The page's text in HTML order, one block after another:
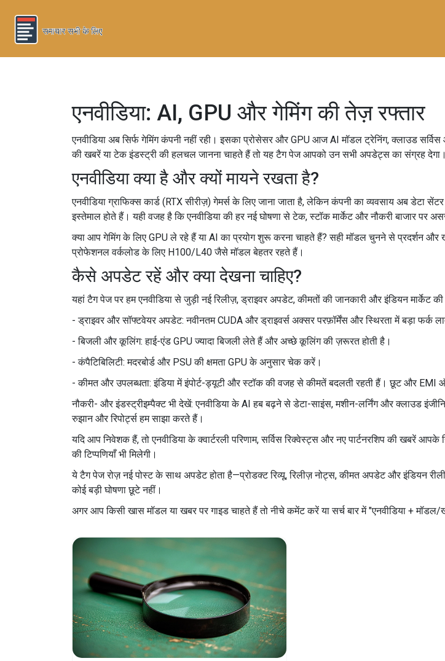
एनवीडिया: AI, GPU और गेमिंग की तेज़ रफ्तार
एनवीडिया अब सिर्फ गेमिंग कंपनी नहीं रही। इसका प्रोसेसर और GPU आज AI मॉडल ट्रेनिंग, क्लाउड
की खबरें या टेक इंडस्ट्री की हलचल जानना चाहते हैं तो यह टैग पेज आपको उन सभी अपडेट्स का संग्रह देगा।
एनवीडिया क्या है और क्यों मायने रखता है?
एनवीडिया ग्राफिक्स कार्ड (RTX सीरीज़) गेमर्स के लिए जाना जाता है, लेकिन कंपनी का व्यवसाय अब
इस्तेमाल होते हैं। यही वजह है कि एनवीडिया की हर नई घोषणा से टेक, स्टॉक मार्केट और नौकरी बाजार पर
क्या आप गेमिंग के लिए GPU ले रहे हैं या AI का प्रयोग शुरू करना चाहते हैं? सही मॉडल चुनने से प्रदर्शन
प्रोफेशनल वर्कलोड के लिए H100/L40 जैसे मॉडल बेहतर रहते हैं।
कैसे अपडेट रहें और क्या देखना चाहिए?
यहां टैग पेज पर हम एनवीडिया से जुड़ी नई रिलीज़, ड्राइवर अपडेट, कीमतों की जानकारी और इंडियन
- ड्राइवर और सॉफ्टवेयर अपडेट: नवीनतम CUDA और ड्राइवर्स अक्सर परफ़ॉर्मेंस और स्थिरता में बड़ा फर्क
- बिजली और कूलिंग: हाई-एंड GPU ज्यादा बिजली लेते हैं और अच्छे कूलिंग की ज़रूरत होती है।
- कंपैटिबिलिटी: मदरबोर्ड और PSU की क्षमता GPU के अनुसार चेक करें।
- कीमत और उपलब्धता: इंडिया में इंपोर्ट-ड्यूटी और स्टॉक की वजह से कीमतें बदलती रहती हैं। छूट और EMI
नौकरी- और इंडस्ट्रीइम्पैक्ट भी देखें: एनवीडिया के AI हब बढ़ने से डेटा-साइंस, मशीन-लर्निंग और क्लाउड
रुझान और रिपोर्ट्स हम साझा करते हैं।
यदि आप निवेशक हैं, तो एनवीडिया के क्वार्टरली परिणाम, सर्विस रिक्वेस्ट्स और नए पार्टनरशिप की खबरें
की टिप्पणियाँ भी मिलेगी।
ये टैग पेज रोज़ नई पोस्ट के साथ अपडेट होता है—प्रोडक्ट रिव्यू, रिलीज़ नोट्स, कीमत अपडेट और इंडियन
कोई बड़ी घोषणा छूटे नहीं।
अगर आप किसी खास मॉडल या खबर पर गाइड चाहते हैं तो नीचे कमेंट करें या सर्च बार में "एनवीडिया +